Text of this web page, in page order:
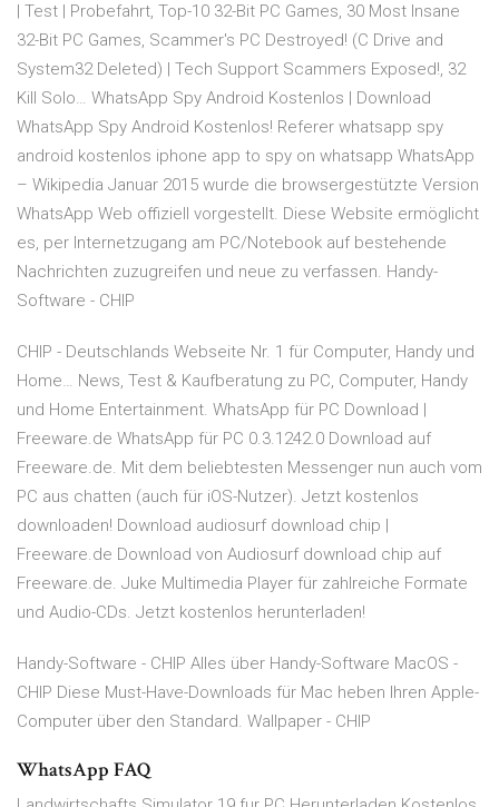
| Test | Probefahrt, Top-10 32-Bit PC Games, 30 Most Insane
32-Bit PC Games, Scammer's PC Destroyed! (C Drive and
System32 Deleted) | Tech Support Scammers Exposed!, 32
Kill Solo… WhatsApp Spy Android Kostenlos | Download
WhatsApp Spy Android Kostenlos! Referer whatsapp spy
android kostenlos iphone app to spy on whatsapp WhatsApp
– Wikipedia Januar 2015 wurde die browsergestützte Version
WhatsApp Web offiziell vorgestellt. Diese Website ermöglicht
es, per Internetzugang am PC/Notebook auf bestehende
Nachrichten zuzugreifen und neue zu verfassen. Handy-
Software - CHIP
CHIP - Deutschlands Webseite Nr. 1 für Computer, Handy und
Home… News, Test & Kaufberatung zu PC, Computer, Handy
und Home Entertainment. WhatsApp für PC Download |
Freeware.de WhatsApp für PC 0.3.1242.0 Download auf
Freeware.de. Mit dem beliebtesten Messenger nun auch vom
PC aus chatten (auch für iOS-Nutzer). Jetzt kostenlos
downloaden! Download audiosurf download chip |
Freeware.de Download von Audiosurf download chip auf
Freeware.de. Juke Multimedia Player für zahlreiche Formate
und Audio-CDs. Jetzt kostenlos herunterladen!
Handy-Software - CHIP Alles über Handy-Software MacOS -
CHIP Diese Must-Have-Downloads für Mac heben Ihren Apple-
Computer über den Standard. Wallpaper - CHIP
WhatsApp FAQ